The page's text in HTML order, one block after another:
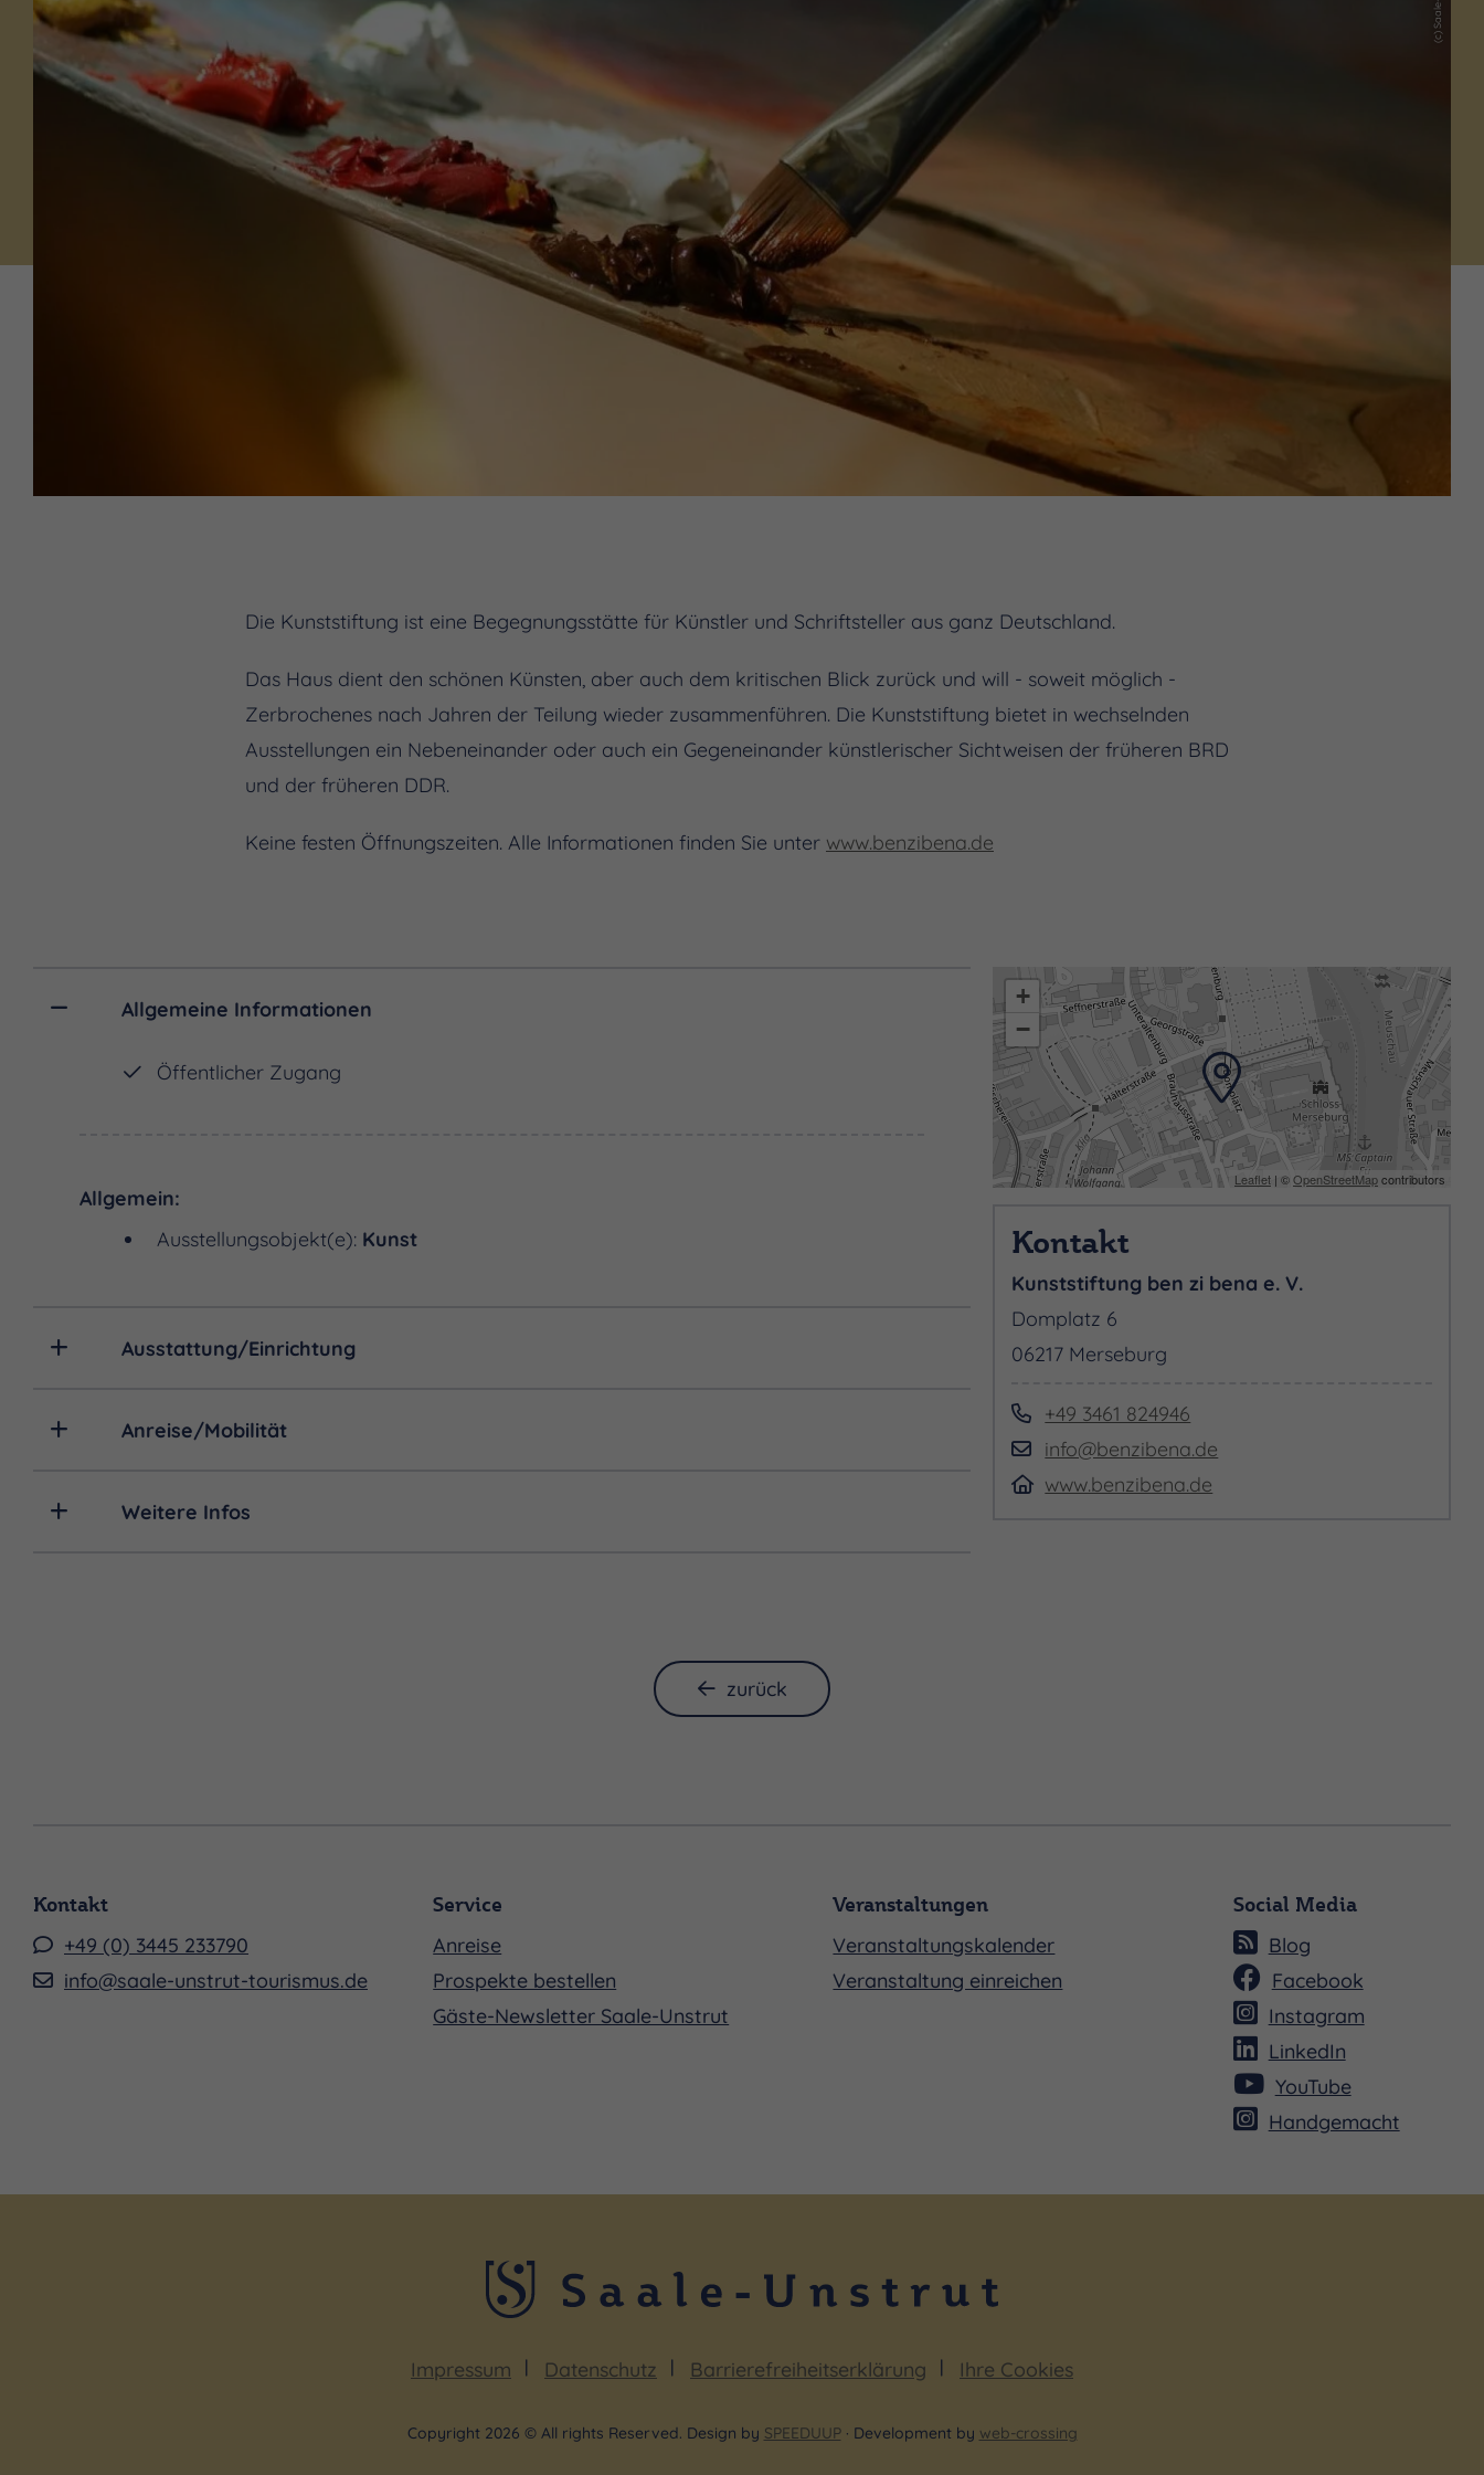
Die Kunststiftung ist eine Begegnungsstätte für Künstler und Schriftsteller aus ganz Deutschland.
Das Haus dient den schönen Künsten, aber auch dem kritischen Blick zurück und will - soweit möglich -
Zerbrochenes nach Jahren der Teilung wieder zusammenführen. Die Kunststiftung bietet in wechselnden
Ausstellungen ein Nebeneinander oder auch ein Gegeneinander künstlerischer Sichtweisen der früheren BRD
und der früheren DDR.
Keine festen Öffnungszeiten. Alle Informationen finden Sie unter www.benzibena.de
Allgemeine Informationen
Öffentlicher Zugang
Allgemein:
Ausstellungsobjekt(e): Kunst
Ausstattung/Einrichtung
Anreise/Mobilität
Weitere Infos
+
−
Leaflet| ©OpenStreetMapcontributors
Kontakt
Kunststiftung ben zi bena e. V.
Domplatz 6
06217 Merseburg
+49 3461 824946
info@benzibena.de
www.benzibena.de
zurück
Kontakt
+49 (0) 3445 233790
info@saale-unstrut-tourismus.de
Service
Anreise
Prospekte bestellen
Gäste-Newsletter Saale-Unstrut
Veranstaltungen
Veranstaltungskalender
Veranstaltung einreichen
Social Media
Blog
Facebook
Instagram
LinkedIn
YouTube
Handgemacht
Impressum Datenschutz Barrierefreiheitserklärung Ihre Cookies
Copyright 2026 © All rights Reserved. Design by SPEEDUUP· Development by web-crossing